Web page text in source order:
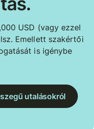
USD (vagy ezzel
Emellett szakértői
is igénybe
utalásokról